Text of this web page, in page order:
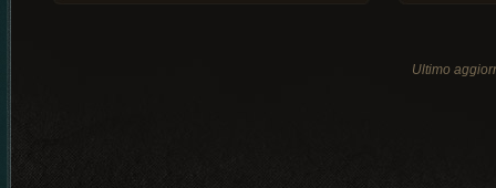
Ultimo